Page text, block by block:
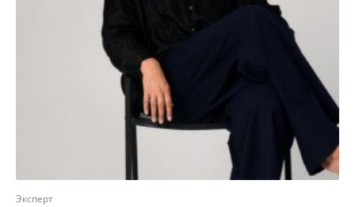
Эксперт